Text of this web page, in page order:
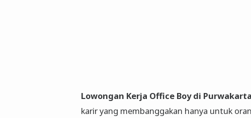
Lowongan Kerja Office Boy di Purwakarta
karir yang membanggakan hanya untuk